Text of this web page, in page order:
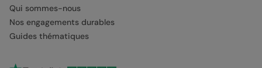
Qui sommes-nous
Nos engagements durables
Guides thématiques